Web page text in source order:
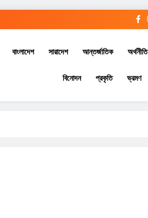
বাংলাদেশ সারাদেশ আন্তর্জাতিক অর্থনীতি
বিনোদন প্রকৃতি ভ্রমণ